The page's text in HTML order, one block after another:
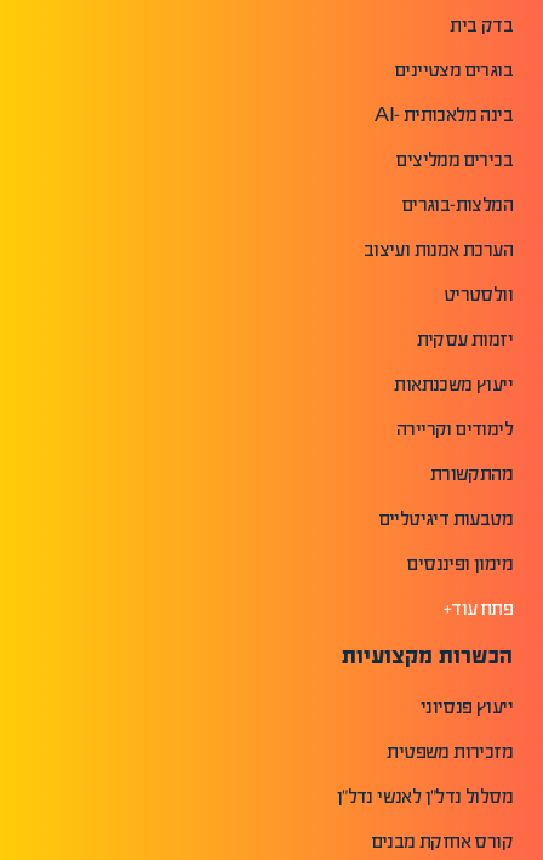
בדק בית
בוגרים מצטיינים
בינה מלאכותית -AI
בכירים ממליצים
המלצות-בוגרים
הערכת אמנות ועיצוב
וולסטריט
יזמות עסקית
ייעוץ משכנתאות
לימודים וקריירה
מהתקשורת
מטבעות דיגיטליים
מימון ופיננסים
פתח עוד+
הכשרות מקצועיות
ייעוץ פנסיוני
מזכירות משפטית
מסלול נדל"ן לאנשי נדל"ן
קורס אחזקת מבנים